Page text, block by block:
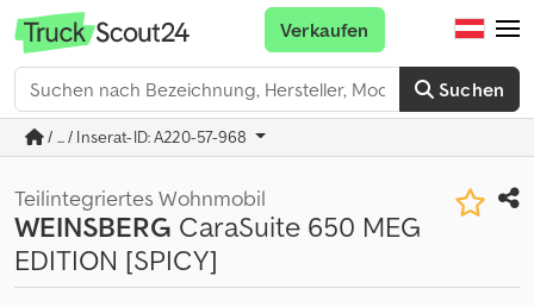
Suchen
Verkaufen
/ ... / Inserat-ID: A220-57-968
Teilintegriertes Wohnmobil
WEINSBERG CaraSuite 650 MEG
EDITION [SPICY]